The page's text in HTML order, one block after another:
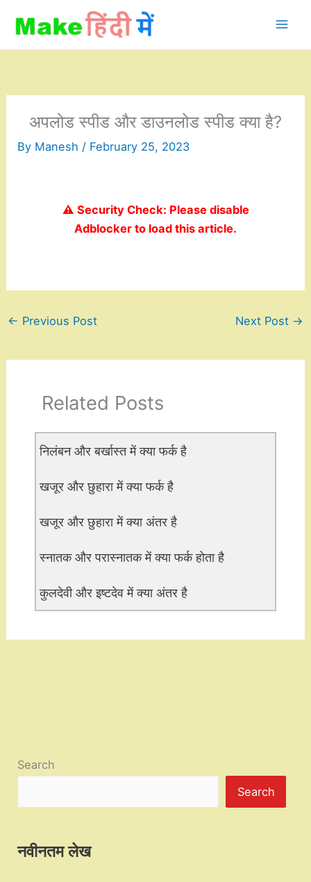
content
अपलोड स्पीड और डाउनलोड स्पीड क्या है?
By Manesh / February 25, 2023
⚠️ Security Check: Please disable
Adblocker to load this article.
← Previous Post Next Post →
Related Posts
निलंबन और बर्खास्त में क्या फर्क है
खजूर और छुहारा में क्या फर्क है
खजूर और छुहारा में क्या अंतर है
स्नातक और परास्नातक में क्या फर्क होता है
कुलदेवी और इष्टदेव में क्या अंतर है
Search
Search
नवीनतम लेख